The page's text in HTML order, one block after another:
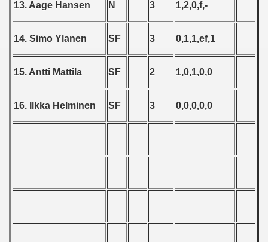
13. Aage Hansen N 3 1,2,0,f,-
14. Simo Ylanen SF 3 0,1,1,ef,1
15. Antti Mattila SF 2 1,0,1,0,0
16. Ilkka Helminen SF 3 0,0,0,0,0
- 1965
- 1967
- 1969